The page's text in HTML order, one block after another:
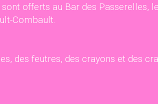
offerts au Bar des Passerelles,
Combault.
des feutres, des crayons et des